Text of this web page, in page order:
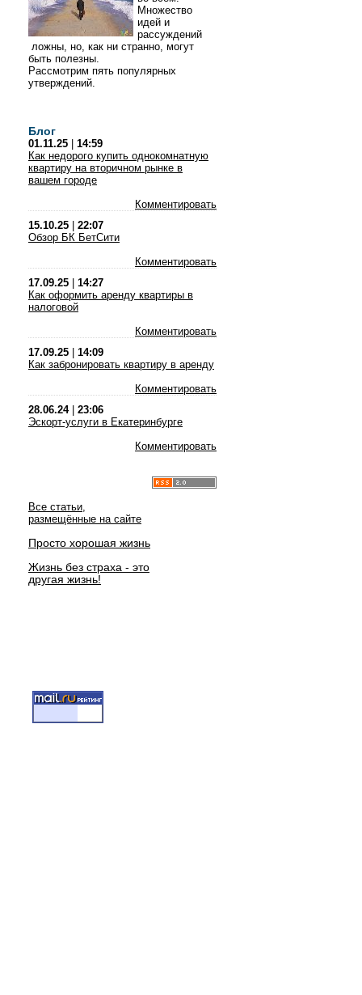
Множество
идей и
рассуждений
ложны, но, как ни странно, могут
быть полезны.
Рассмотрим пять популярных
утверждений.
Блог
01.11.25
14:59
Как недорого купить однокомнатную
квартиру на вторичном рынке в
вашем городе
Комментировать
15.10.25
22:07
Обзор БК БетСити
Комментировать
17.09.25
14:27
Как оформить аренду квартиры в
налоговой
Комментировать
17.09.25
14:09
Как забронировать квартиру в аренду
Комментировать
28.06.24| 23:06
Эскорт-услуги в Екатеринбурге
Комментировать
Все статьи,
размещённые на сайте
Просто хорошая жизнь
Жизнь без страха - это
другая жизнь!